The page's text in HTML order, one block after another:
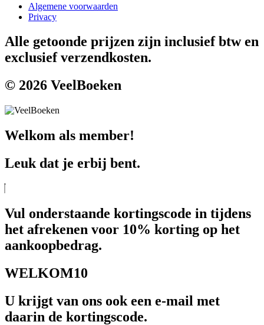
Algemene voorwaarden
Privacy
Alle getoonde prijzen zijn inclusief btw en
exclusief verzendkosten.
© 2026 VeelBoeken
Welkom als member!
Leuk dat je erbij bent.
Vul onderstaande kortingscode in tijdens
het afrekenen voor 10% korting op het
aankoopbedrag.
WELKOM10
U krijgt van ons ook een e-mail met
daarin de kortingscode.